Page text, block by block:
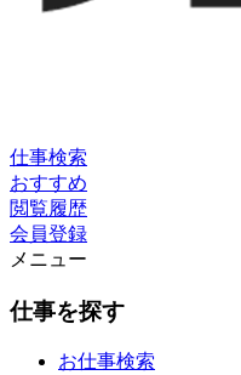
仕事検索
おすすめ
閲覧履歴
会員登録
メニュー
仕事を探す
お仕事検索